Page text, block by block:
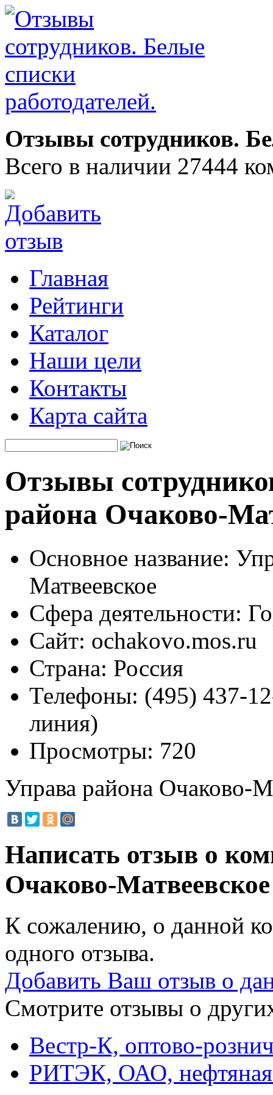
Отзывы сотрудников.
Всего в наличии 27444
Главная
Рейтинги
Каталог
Наши цели
Контакты
Карта сайта
Отзывы
района Очаково-
Основное название:
Матвеевское
Сфера деятельности:
Сайт: ochakovo.mos.ru
Страна: Россия
Телефоны: (495) 437-
линия)
Просмотры: 720
Управа района Очаково-
Написать отзыв о
Очаково-
К сожалению, о данной
одного отзыва.
Добавить Ваш отзыв о
Смотрите отзывы о
Вестр-К, оптово-
РИТЭК, ОАО, нефтяная